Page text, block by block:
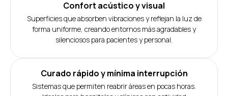
Confort acústico y visual
Superficies que absorben vibraciones y reflejan la luz de
forma uniforme, creando entornos más agradables y
silenciosos para pacientes y personal.
Curado rápido y mínima interrupción
Sistemas que permiten reabrir áreas en pocas horas.